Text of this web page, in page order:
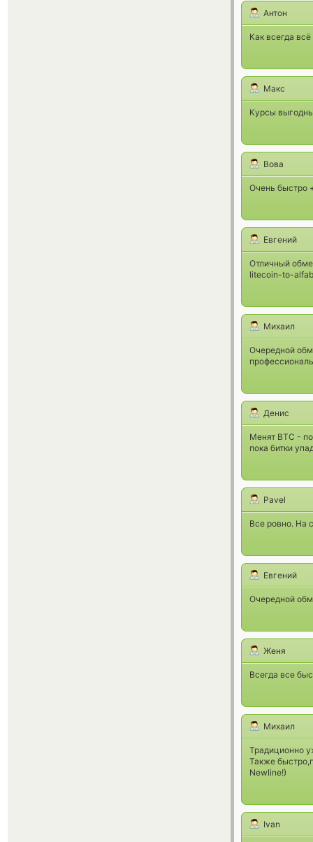
Антон
Как всегда
Макс
Курсы
Вова
Очень быстро
Евгений
Отличный
litecoin-to-
Михаил
Очередной
Денис
Менят BTC -
пока битки
Pavel
Все ровно. На
Евгений
Очередной
Женя
Всегда все
Михаил
Традиционно
Также
Newline!)
Ivan